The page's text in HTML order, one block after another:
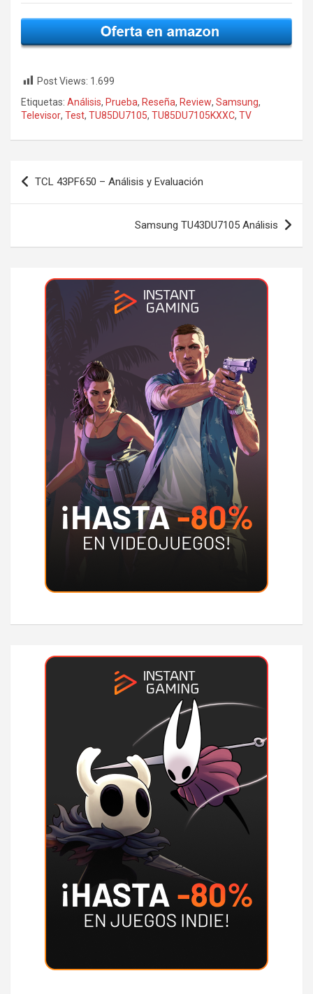
Post Views: 1.699
Etiquetas: Análisis, Prueba, Reseña, Review, Samsung,
Televisor, Test, TU85DU7105, TU85DU7105KXXC, TV
Navegación
de
TCL 43PF650 – Análisis y Evaluación
Samsung TU43DU7105 Análisis